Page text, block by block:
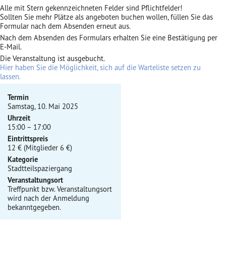
Alle mit Stern gekennzeichneten Felder sind Pflichtfelder!
Sollten Sie mehr Plätze als angeboten buchen wollen, füllen Sie das
Formular nach dem Absenden erneut aus.
Nach dem Absenden des Formulars erhalten Sie eine Bestätigung per
E-Mail.
Die Veranstaltung ist ausgebucht.
Hier haben Sie die Möglichkeit, sich auf die Warteliste setzen zu
lassen.
Termin
Samstag, 10. Mai 2025
Uhrzeit
15:00 – 17:00
Eintrittspreis
12 € (Mitglieder 6 €)
Kategorie
Stadtteilspaziergang
Veranstaltungsort
Treffpunkt bzw. Veranstaltungsort
wird nach der Anmeldung
bekanntgegeben.